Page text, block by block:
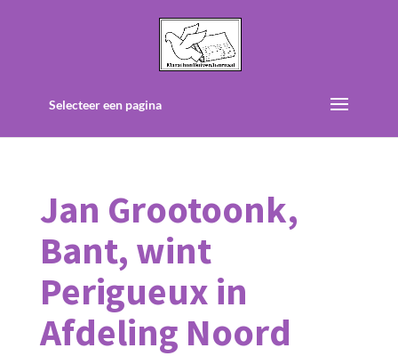
Selecteer een pagina
Jan Grootoonk,
Bant, wint
Perigueux in
Afdeling Noord